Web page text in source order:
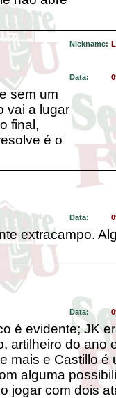
Nickname:
Data:
sem um
vai a lugar
final,
é o
Data:
extracampo.
Data:
é evidente; JK
artilheiro do ano
mais e Castillo é
alguma
jogar com dois